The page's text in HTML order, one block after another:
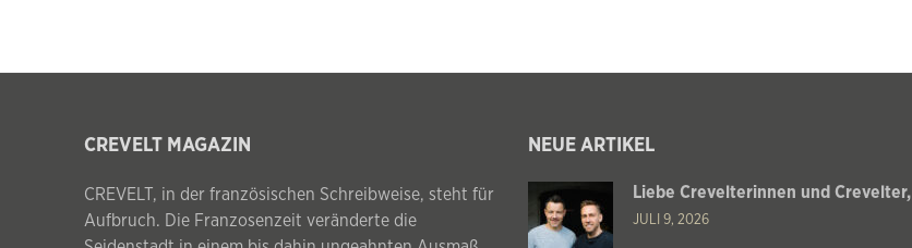
CREVELT MAGAZIN
CREVELT, in der französischen Schreibweise, steht für
Aufbruch. Die Franzosenzeit veränderte die
NEUE ARTIKEL
Liebe Crevelterinnen und Crevelter,
JULI 9, 2026